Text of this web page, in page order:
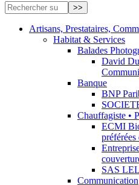
Artisans, Prestataires,
Habitat & Services
Balades
David
Banque
BNP
Chauffagiste •
ECMI
SAS
Communication